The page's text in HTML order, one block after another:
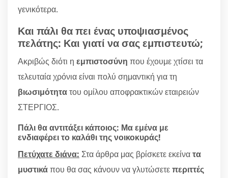
γενικότερα.
Και πάλι θα πει ένας υποψιασμένος
πελάτης: Και γιατί να σας εμπιστευτώ;
Ακριβώς διότι η εμπιστοσύνη που έχουμε χτίσει τα
τελευταία χρόνια είναι πολύ σημαντική για τη
βιωσιμότητατου ομίλου αποφρακτικών εταιρειών
ΣΤΕΡΓΙΟΣ.
Πάλι θα αντιτάξει κάποιος: Μα εμένα με
ενδιαφέρει το καλάθι της νοικοκυράς!
Πετύχατε διάνα: Στα άρθρα μας βρίσκετε εκείνατα
μυστικάπου θα σας κάνουν να γλυτώσετεπεριττές